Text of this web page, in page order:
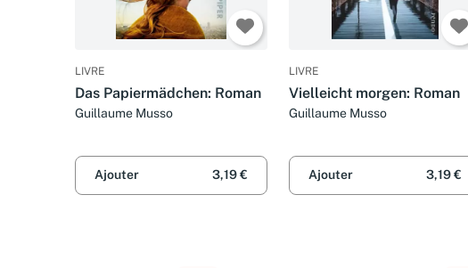
LIVRE
Das Papiermädchen: Roman
Guillaume Musso
Ajouter 3,19 €
LIVRE
Vielleicht morgen: Roman
Guillaume Musso
Ajouter 3,19 €